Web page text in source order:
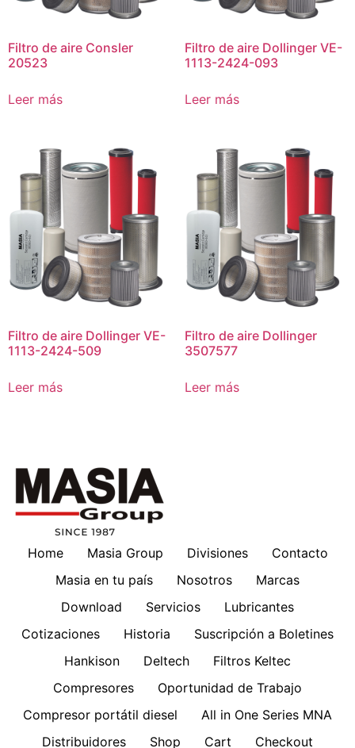
Filtro de aire Consler
20523
Leer más
Filtro de aire Dollinger VE-
1113-2424-093
Leer más
Filtro de aire Dollinger VE-
1113-2424-509
Leer más
Filtro de aire Dollinger
3507577
Leer más
Home Masia Group Divisiones
Contacto
Masia en tu país
Nosotros
Marcas
Download
Servicios
Lubricantes
Cotizaciones
Historia
Suscripción a Boletines
Hankison
Deltech
Filtros Keltec
Compresores
Oportunidad de Trabajo
Compresor portátil diesel
All in One Series MNA
Distribuidores
Shop Cart Checkout